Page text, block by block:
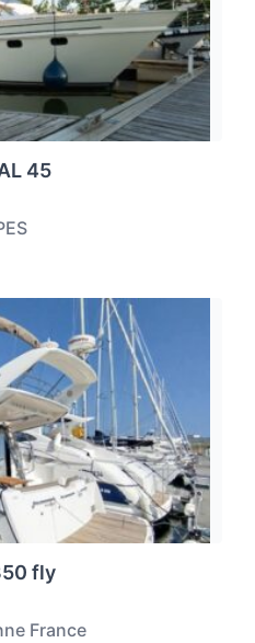
45
fly
France